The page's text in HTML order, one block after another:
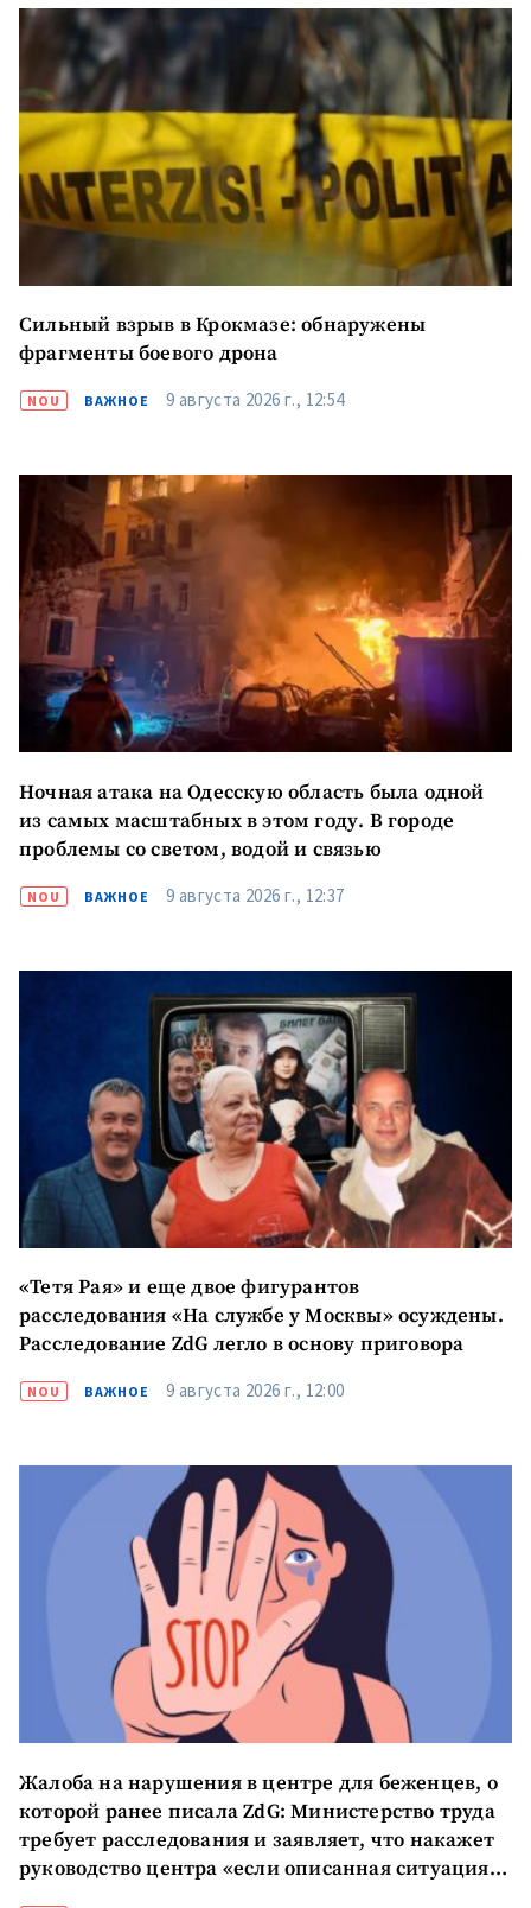
Отправить
О ZDG
în Română in English
Сильный взрыв в Крокмазе: обнаружены
фрагменты боевого дрона
NOU ВАЖНОЕ 9 августа 2026 г., 12:54
Ночная атака на Одесскую область была одной
из самых масштабных в этом году. В городе
проблемы со светом, водой и связью
NOU ВАЖНОЕ 9 августа 2026 г., 12:37
«Тетя Рая» и еще двое фигурантов
расследования «На службе у Москвы» осуждены.
Расследование ZdG легло в основу приговора
NOU ВАЖНОЕ 9 августа 2026 г., 12:00
Жалоба на нарушения в центре для беженцев, о
которой ранее писала ZdG: Министерство труда
требует расследования и заявляет, что накажет
руководство центра «если описанная ситуация